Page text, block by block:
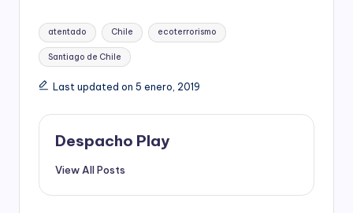
Tags:
atentado Chile ecoterrorismo
Santiago de Chile
Last updated on 5 enero, 2019
Despacho Play
View All Posts